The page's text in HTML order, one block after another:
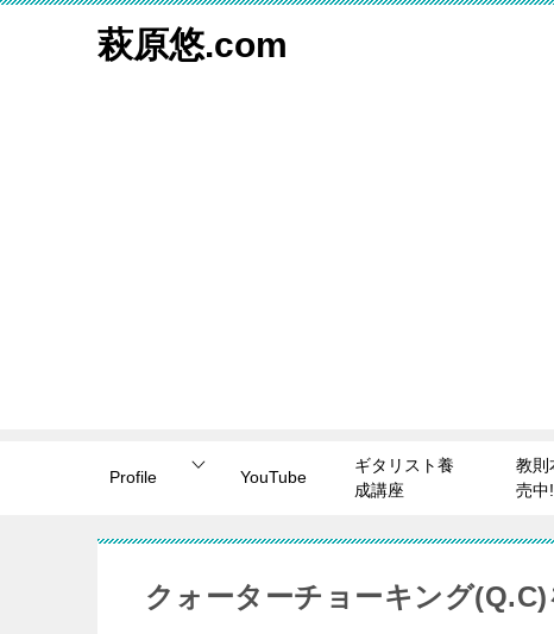
萩原悠.com
Profile YouTube
ギタリスト養
成講座
教則
売中!
クォーターチョーキング(Q.C)